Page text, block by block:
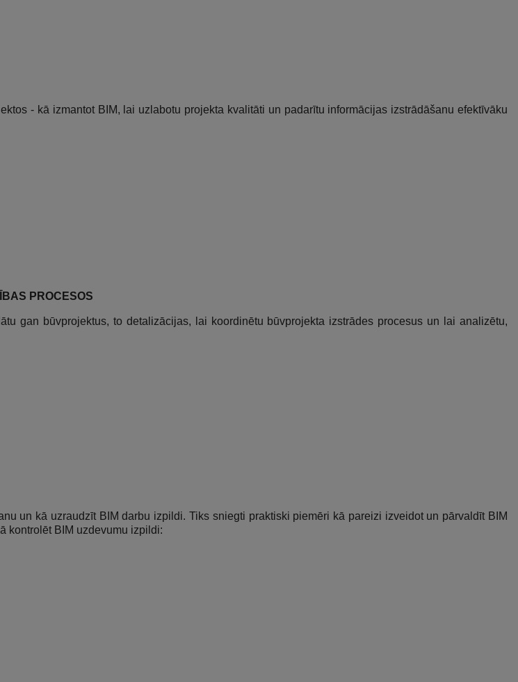
- kā izmantot BIM, lai uzlabotu projekta kvalitāti un padarītu informācijas izstrādāšanu efektīvāku
PROCESOS
gan būvprojektus, to detalizācijas, lai koordinētu būvprojekta izstrādes procesus un lai analizētu,
un kā uzraudzīt BIM darbu izpildi. Tiks sniegti praktiski piemēri kā pareizi izveidot un pārvaldīt BIM
kontrolēt BIM uzdevumu izpildi: